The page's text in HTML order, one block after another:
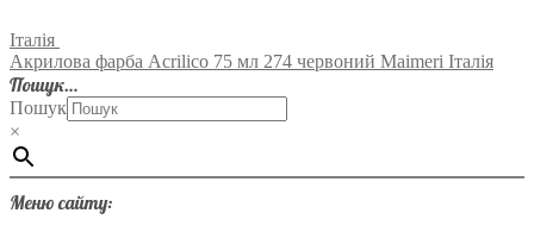
Італія
Акрилова фарба Acrilico 75 мл 274 червоний Maimeri Італія
Пошук…
Пошук
×
Меню сайту: